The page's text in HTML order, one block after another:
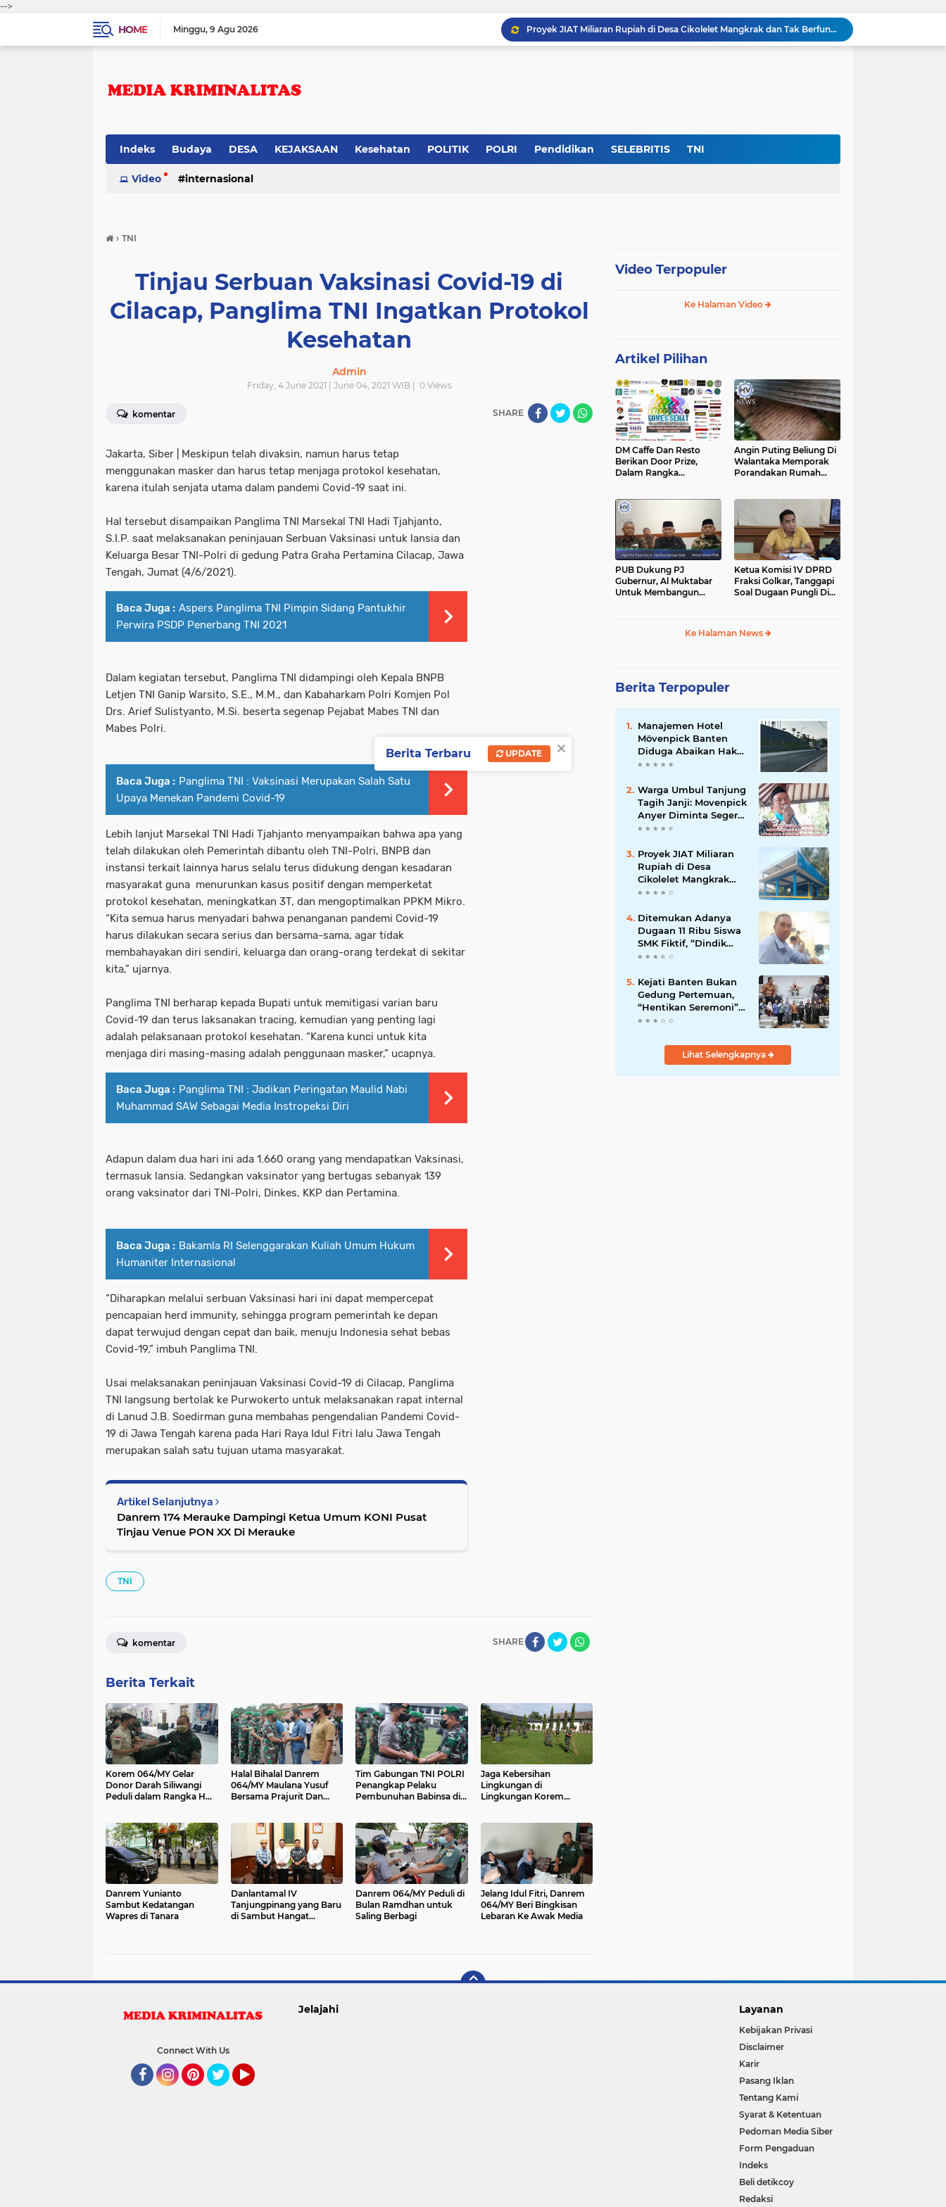
-->
HOME
Minggu 9 Agu 2026
Proyek JIAT Miliaran Rupiah di Desa Cikolelet Mangkrak dan Tak Berfungsi
Pemenangan Tender Alun-Alun Kota Serang Rp.48,5 Miliar Di Duga Maladministrasi
Dir- Eksekutif FPK Soroti Anggaran Swakelola Dinas Pertanian Prov Banten ‘Disembunyikan’Dari SiRUP LKPP, (Cacat Transparansi)
Indeks Budaya DESA KEJAKSAAN Kesehatan POLITIK POLRI Pendidikan SELEBRITIS TNI
Video internasional
› TNI
Tinjau Serbuan Vaksinasi Covid-19 di
Cilacap, Panglima TNI Ingatkan Protokol
Kesehatan
Admin
Friday, 4 June 2021 | June 04, 2021 WIB | 0Views
komentar SHARE
Jakarta, Siber | Meskipun telah divaksin, namun harus tetap
menggunakan masker dan harus tetap menjaga protokol kesehatan,
karena itulah senjata utama dalam pandemi Covid-19 saat ini.
Hal tersebut disampaikan Panglima TNI Marsekal TNI Hadi Tjahjanto,
S.I.P. saat melaksanakan peninjauan Serbuan Vaksinasi untuk lansia dan
Keluarga Besar TNI-Polri di gedung Patra Graha Pertamina Cilacap, Jawa
Tengah, Jumat (4/6/2021).
Baca Juga : Aspers Panglima TNI Pimpin Sidang Pantukhir
Perwira PSDP Penerbang TNI 2021
Dalam kegiatan tersebut, Panglima TNI didampingi oleh Kepala BNPB
Letjen TNI Ganip Warsito, S.E., M.M., dan Kabaharkam Polri Komjen Pol
Drs. Arief Sulistyanto, M.Si. beserta segenap Pejabat Mabes TNI dan
Mabes Polri.
Baca Juga : Panglima TNI : Vaksinasi Merupakan Salah Satu
Upaya Menekan Pandemi Covid-19
Lebih lanjut Marsekal TNI Hadi Tjahjanto menyampaikan bahwa apa yang
telah dilakukan oleh Pemerintah dibantu oleh TNI-Polri, BNPB dan
instansi terkait lainnya harus selalu terus didukung dengan kesadaran
masyarakat guna menurunkan kasus positif dengan memperketat
protokol kesehatan, meningkatkan 3T, dan mengoptimalkan PPKM Mikro.
“Kita semua harus menyadari bahwa penanganan pandemi Covid-19
harus dilakukan secara serius dan bersama-sama, agar tidak
membahayakan diri sendiri, keluarga dan orang-orang terdekat di sekitar
kita,” ujarnya.
Panglima TNI berharap kepada Bupati untuk memitigasi varian baru
Covid-19 dan terus laksanakan tracing, kemudian yang penting lagi
adalah pelaksanaan protokol kesehatan. “Karena kunci untuk kita
menjaga diri masing-masing adalah penggunaan masker,” ucapnya.
Baca Juga : Panglima TNI : Jadikan Peringatan Maulid Nabi
Muhammad SAW Sebagai Media Instropeksi Diri
Adapun dalam dua hari ini ada 1.660 orang yang mendapatkan Vaksinasi,
termasuk lansia. Sedangkan vaksinator yang bertugas sebanyak 139
orang vaksinator dari TNI-Polri, Dinkes, KKP dan Pertamina.
Baca Juga : Bakamla RI Selenggarakan Kuliah Umum Hukum
Humaniter Internasional
“Diharapkan melalui serbuan Vaksinasi hari ini dapat mempercepat
pencapaian herd immunity, sehingga program pemerintah ke depan
dapat terwujud dengan cepat dan baik, menuju Indonesia sehat bebas
Covid-19,” imbuh Panglima TNI.
Usai melaksanakan peninjauan Vaksinasi Covid-19 di Cilacap, Panglima
TNI langsung bertolak ke Purwokerto untuk melaksanakan rapat internal
di Lanud J.B. Soedirman guna membahas pengendalian Pandemi Covid-
19 di Jawa Tengah karena pada Hari Raya Idul Fitri lalu Jawa Tengah
merupakan salah satu tujuan utama masyarakat.
Artikel Selanjutnya
Danrem 174 Merauke Dampingi Ketua Umum KONI Pusat
Tinjau Venue PON XX Di Merauke
TNI
SHARE
komentar
Berita Terkait
Korem 064/MY Gelar
Donor Darah Siliwangi
Peduli dalam Rangka HUT
Halal Bihalal Danrem
064/MY Maulana Yusuf
Bersama Prajurit Dan
Tim Gabungan TNI POLRI
Penangkap Pelaku
Pembunuhan Babinsa di
Jaga Kebersihan
Lingkungan di
Lingkungan Korem
Danrem Yunianto
Sambut Kedatangan
Wapres di Tanara
Danlantamal IV
Tanjungpinang yang Baru
di Sambut Hangat
Danrem 064/MY Peduli di
Bulan Ramdhan untuk
Saling Berbagi
Jelang Idul Fitri, Danrem
064/MY Beri Bingkisan
Lebaran Ke Awak Media
Video Terpopuler
Ke Halaman Video
Artikel Pilihan
DM Caffe Dan Resto
Berikan Door Prize,
Dalam Rangka
Angin Puting Beliung Di
Walantaka Memporak
Porandakan Rumah
PUB Dukung PJ
Gubernur, Al Muktabar
Untuk Membangun
Ketua Komisi 1V DPRD
Fraksi Golkar, Tanggapi
Soal Dugaan Pungli Di
Ke Halaman News
Berita Terpopuler
Manajemen Hotel
Mövenpick Banten
Diduga Abaikan Hak
Akses Warga dan
Perizinan
Warga Umbul Tanjung
Tagih Janji: Movenpick
Anyer Diminta Segera
Buka Akses Jalan Ke
Proyek JIAT Miliaran
Rupiah di Desa
Cikolelet Mangkrak
dan Tak Berfungsi
Ditemukan Adanya
Dugaan 11 Ribu Siswa
SMK Fiktif, “Dindik
Banten Bungkam
Kejati Banten Bukan
Gedung Pertemuan,
“Hentikan Seremoni”
Fokus Tuntaskan
Lihat Selengkapnya
Connect With Us
Jelajahi Layanan
Kebijakan Privasi
Disclaimer
Karir
Pasang Iklan
Tentang Kami
Syarat & Ketentuan
Pedoman Media Siber
Form Pengaduan
Indeks
Beli detikcoy
Redaksi
×
Berita Terbaru UPDATE